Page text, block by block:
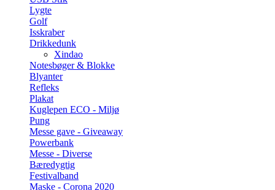
Lygte
Golf
Isskraber
Drikkedunk
Xindao
Notesbøger & Blokke
Blyanter
Refleks
Plakat
Kuglepen ECO - Miljø
Pung
Messe gave - Giveaway
Powerbank
Messe - Diverse
Bæredygtig
Festivalband
Maske - Corona 2020